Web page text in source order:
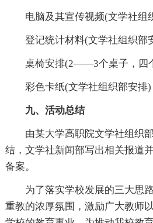
电脑及其宣传视频(文学社组
登记统计材料(文学社组织部
桌椅安排(2――3个桌子，四
彩色卡纸(文学社组织部安排)
九、活动总结
由某大学高职院文学社组织
结，文学社新闻部写出相关报道
备案。
为了落实学校发展的三大思
重教的浓厚氛围，激励广大教师